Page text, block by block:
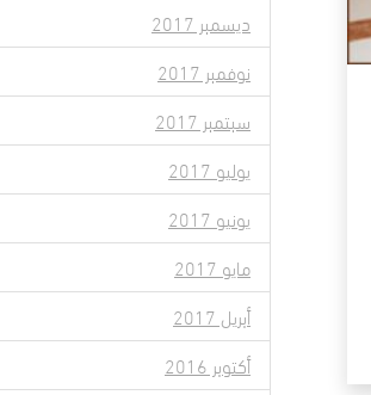
ديسمبر 2017
نوفمبر 2017
سبتمبر 2017
يوليو 2017
يونيو 2017
مايو 2017
أبريل 2017
أكتوبر 2016